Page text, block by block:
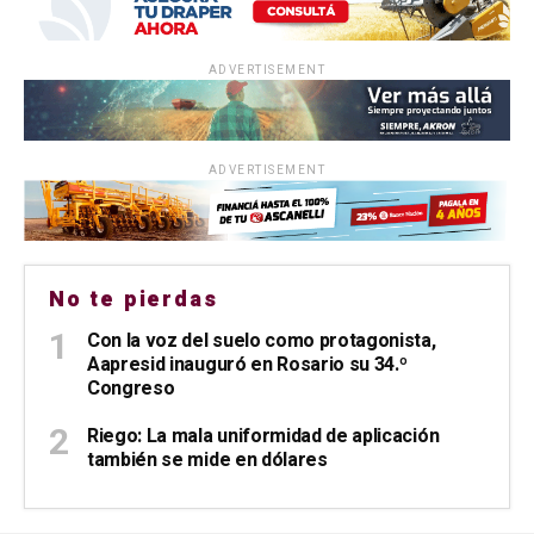
ADVERTISEMENT
ADVERTISEMENT
No te pierdas
Con la voz del suelo como protagonista,
Aapresid inauguró en Rosario su 34.º
Congreso
Riego: La mala uniformidad de aplicación
también se mide en dólares